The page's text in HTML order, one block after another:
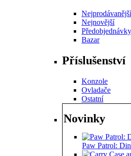
Nejprodávanější
Nejnovější
Předobjednávky
Bazar
Příslušenství
Konzole
Ovladače
Ostatní
Novinky
Paw Patrol: